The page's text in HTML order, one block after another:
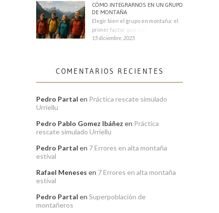
CÓMO INTEGRARNOS EN UN GRUPO
DE MONTAÑA
Elegir bien el grupo en montaña: el
primer factor que condiciona tu
15 diciembre, 2025
COMENTARIOS RECIENTES
Pedro Partal en Práctica rescate simulado
Urriellu
Pedro Pablo Gomez Ibáñez en Práctica
rescate simulado Urriellu
Pedro Partal en 7 Errores en alta montaña
estival
Rafael Meneses en 7 Errores en alta montaña
estival
Pedro Partal en Superpoblación de
montañeros